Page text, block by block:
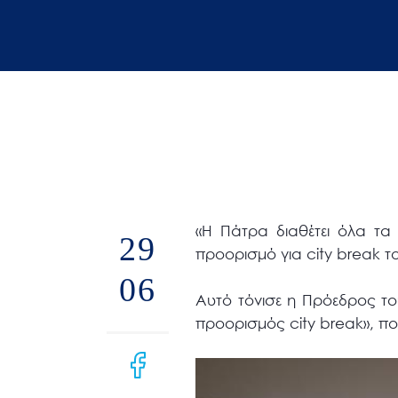
προβλήματα
29
06
«Η Πάτρα διαθέτει όλα τα
προορισμό για city break
Αυτό τόνισε η Πρόεδρος
προορισμός city break»,